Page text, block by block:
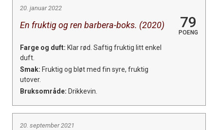
20. januar 2022
En fruktig og ren barbera-boks. (2020) 79
POENG
Farge og duft: Klar rød. Saftig fruktig litt enkel
duft.
Smak: Fruktig og bløt med fin syre, fruktig
utover.
Bruksområde: Drikkevin.
20. september 2021